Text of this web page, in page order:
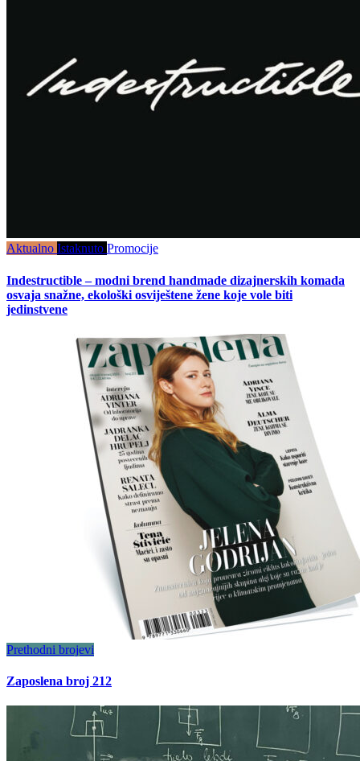
Aktualno Istaknuto Promocije
Indestructible – modni brend handmade dizajnerskih komada
osvaja snažne, ekološki osviještene žene koje vole biti
jedinstvene
Prethodni brojevi
Zaposlena broj 212